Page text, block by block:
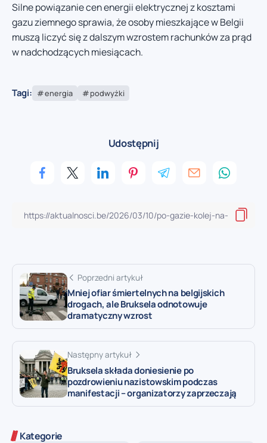
Silne powiązanie cen energii elektrycznej z kosztami
gazu ziemnego sprawia, że osoby mieszkające w Belgii
muszą liczyć się z dalszym wzrostem rachunków za prąd
w nadchodzących miesiącach.
Tagi: energia podwyżki
Udostępnij
Poprzedni artykuł
Mniej ofiar śmiertelnych na belgijskich
drogach, ale Bruksela odnotowuje
dramatyczny wzrost
Następny artykuł
Bruksela składa doniesienie po
pozdrowieniu nazistowskim podczas
manifestacji – organizatorzy zaprzeczają
Kategorie